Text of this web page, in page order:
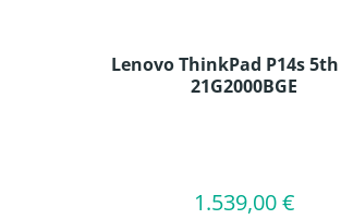
Lenovo ThinkPad P14s
21G2000BGE
Regulärer Preis:
1.539,00 €
In den Warenkorb